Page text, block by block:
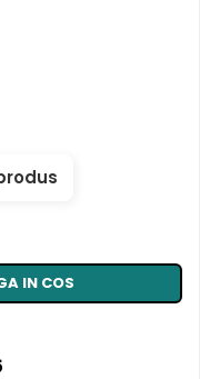
IN COS